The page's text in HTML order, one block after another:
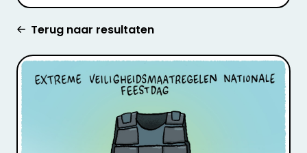
Terug naar resultaten